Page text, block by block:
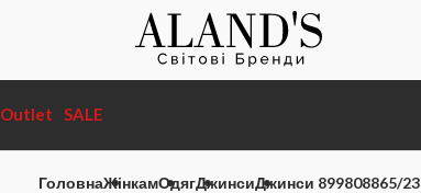
Outlet SALE
ГоловнаЖінкамОдягДжинсиДжинси 899808865/23